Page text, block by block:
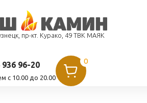
пр-кт. Курако, 49 ТВК МАЯК
936 96-20
c 10.00 до 20.00
0